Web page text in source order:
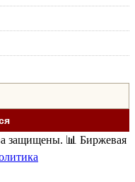
защищены. 📊 Биржевая